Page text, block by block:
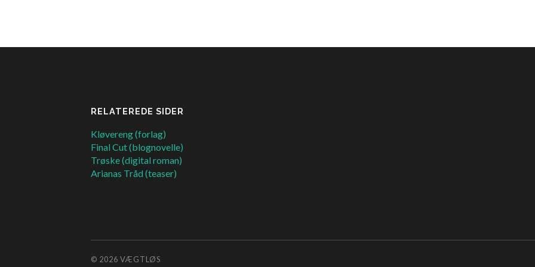
RELATEREDE SIDER
Kløvereng (forlag)
Final Cut (blognovelle)
Trøske (digital roman)
Arianas Tråd (teaser)
© 2026 VÆGTLØS